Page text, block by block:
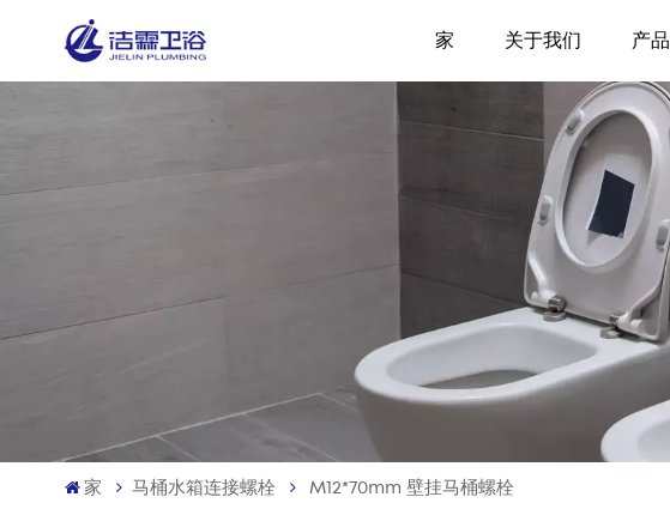
家 关于我们 产品
家 马桶水箱连接螺栓 M12*70mm 壁挂马桶螺栓